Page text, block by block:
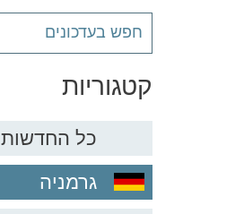
קטגוריות
כל החדשות
גרמניה